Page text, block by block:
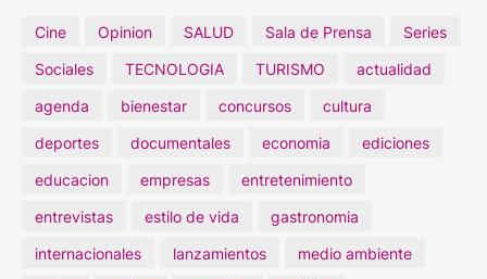
Cine Opinion SALUD Sala de Prensa
Series
Sociales
TECNOLOGIA TURISMO
actualidad
agenda
bienestar concursos
cultura
deportes
documentales economia
ediciones
educacion
empresas
entretenimiento
entrevistas
estilo de vida
gastronomia
internacionales
lanzamientos
medio ambiente